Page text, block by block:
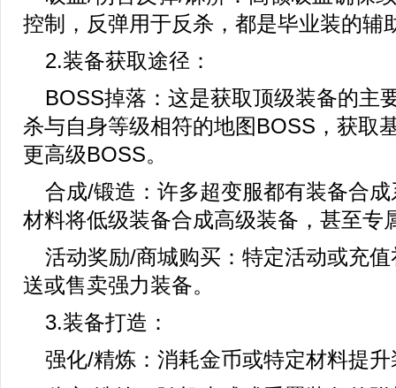
控制，反弹用于反杀，都是毕业装的辅
2.装备获取途径：
BOSS掉落：这是获取顶级装备的主
杀与自身等级相符的地图BOSS，获取
更高级BOSS。
合成/锻造：许多超变服都有装备合
材料将低级装备合成高级装备，甚至专
活动奖励/商城购买：特定活动或充
送或售卖强力装备。
3.装备打造：
强化/精炼：消耗金币或特定材料提